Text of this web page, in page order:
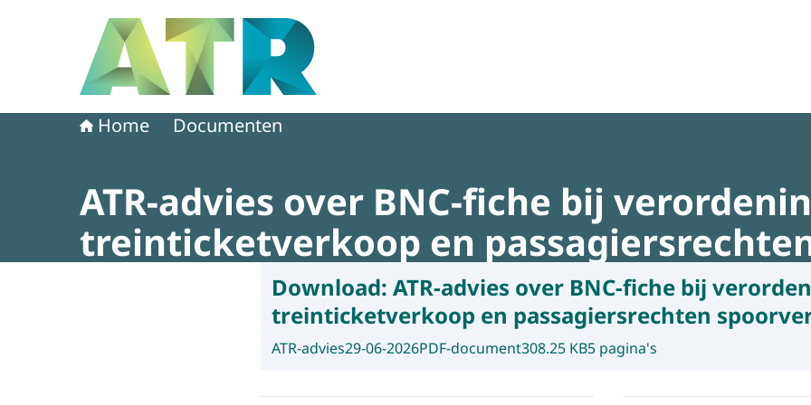
Home Documenten
ATR-advies over BNC-fiche bij
treinticketverkoop en
Download: ATR-advies over BNC-fiche bij
treinticketverkoop en passagiersrechten
ATR-advies29-06-2026PDF-document308.25 KB5 pagina's